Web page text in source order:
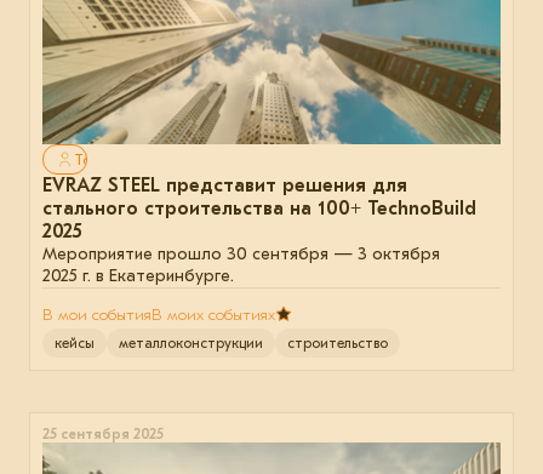
Только для авторизованных
EVRAZ STEEL представит решения для
стального строительства на 100+ TechnoBuild
2025
Мероприятие прошло 30 сентября — 3 октября
2025 г. в Екатеринбурге.
В мои событияВ моих событиях
кейсы металлоконструкции строительство
25 сентября 2025